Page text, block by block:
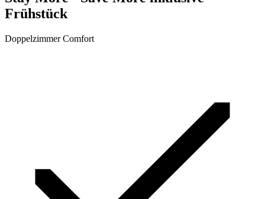
Frühstück
Doppelzimmer Comfort